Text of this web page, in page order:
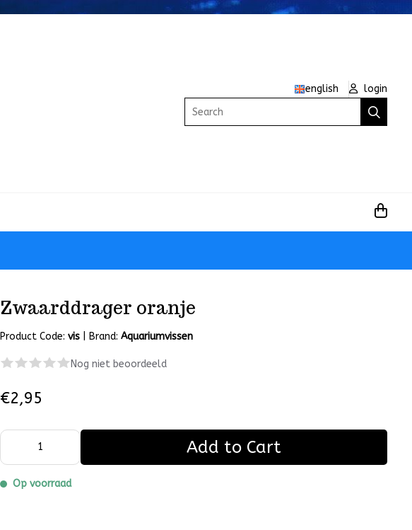
english
login
Search
Zwaarddrager oranje
Product Code:vis Brand:Aquariumvissen
Nog niet beoordeeld
€2,95
Add to Cart
Op voorraad